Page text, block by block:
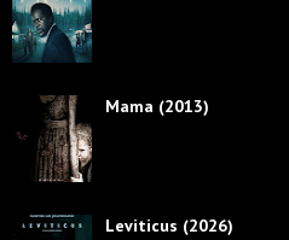
Mama (2013)
Leviticus (2026)